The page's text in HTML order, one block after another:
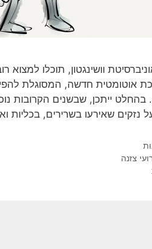
וושינגטון, תוכלו למצוא
אוטומטית חדשה, המסוגלת
בהחלט ייתכן, שבשנים הקרובות
נזקים שאירעו בשרירים, בכליות
צזנה